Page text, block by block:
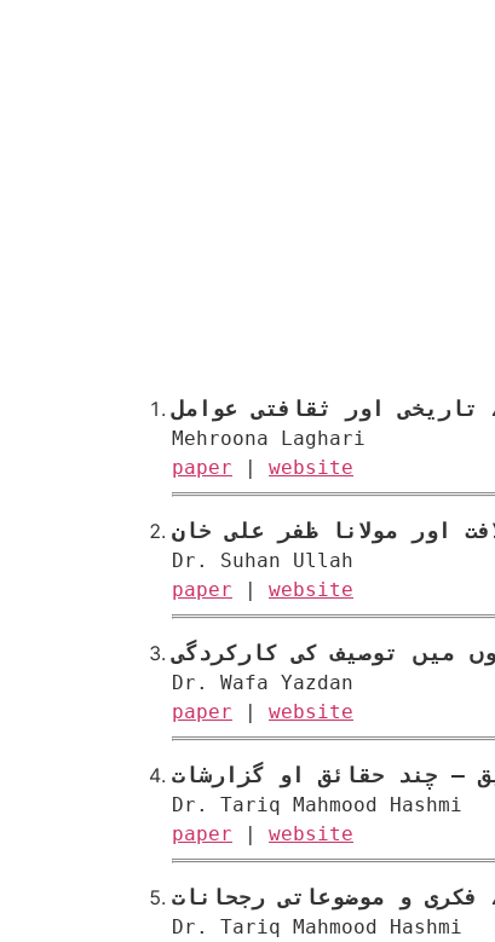
اور ثقافتی عوامل
Mehroona Laghari
paper | website
اور مولانا ظفر علی خان
Dr. Suhan Ullah
paper | website
میں توصیف کی کارکردگی
Dr. Wafa Yazdan
paper | website
– چند حقائق او گزارشات
Dr. Tariq Mahmood Hashmi
paper | website
فکری و موضوعاتی رجحانات
Dr. Tariq Mahmood Hashmi